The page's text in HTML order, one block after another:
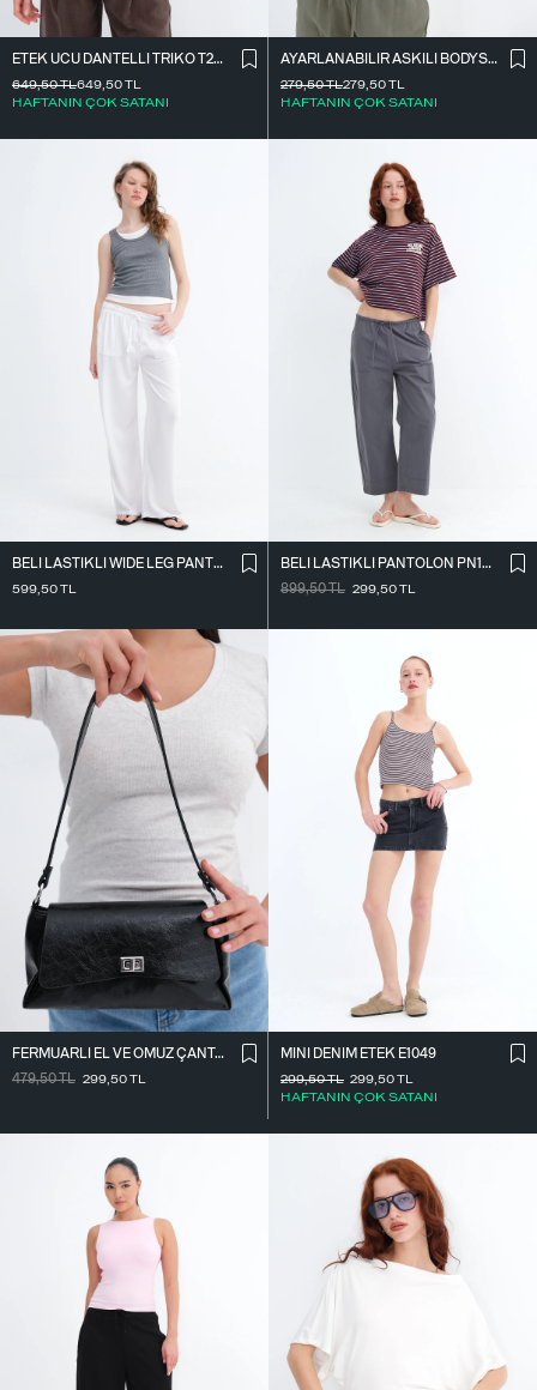
ETEK UCU DANTELLI TRIKO T261025
649,50TL
HAFTANIN ÇOK SATANI
649,50TL
AYARLANABILIR ASKILI BODYSUIT Z2011
279,50TL
HAFTANIN ÇOK SATANI
279,50TL
BELI LASTIKLI WIDE LEG PANTOLON PN2622
599,50TL
BELI LASTIKLI PANTOLON PN18178
899,50TL 299,50TL
FERMUARLI EL VE OMUZ ÇANTASI Ç1070
479,50TL 299,50TL
MINI DENIM ETEK E1049
299,50TL
HAFTANIN ÇOK SATANI
299,50TL